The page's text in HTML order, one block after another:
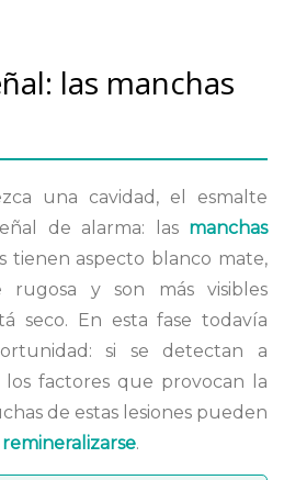
las manchas
una cavidad, el esmalte
de alarma: las manchas
tienen aspecto blanco mate,
rugosa y son más visibles
seco. En esta fase todavía
si se detectan a
factores que provocan la
de estas lesiones pueden
.